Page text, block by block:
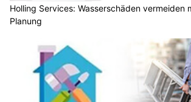
Holling Services: Wasserschäden vermeiden
Planung